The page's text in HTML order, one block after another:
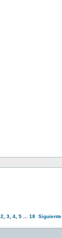
2 3 4 5 18 Siguiente